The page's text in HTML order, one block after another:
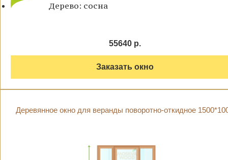
Дерево: сосна
55640 р.
Заказать окно
Деревянное окно для веранды поворотно-откидное